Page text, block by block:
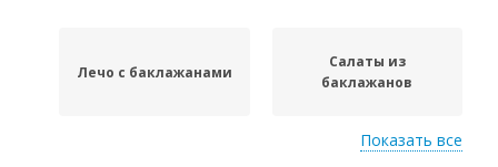
Лечо с баклажанами
Салаты из
баклажанов
Показать все